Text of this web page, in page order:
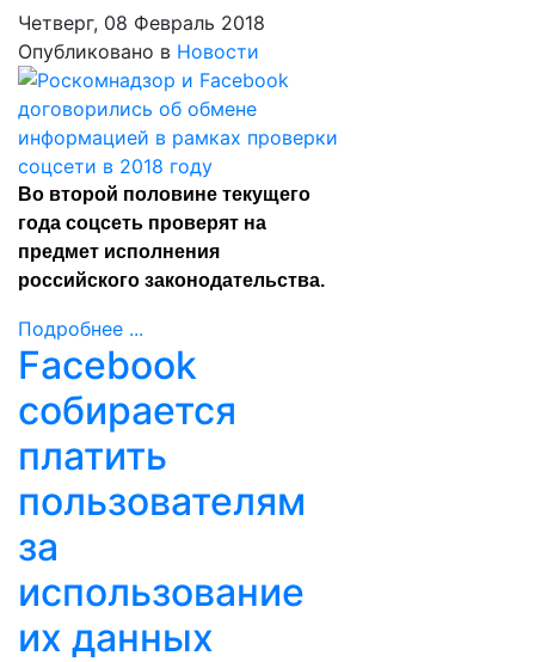
Четверг, 08 Февраль 2018
Опубликовано в Новости
Во второй половине текущего
года соцсеть проверят на
предмет исполнения
российского законодательства.
Подробнее ...
Facebook
собирается
платить
пользователям
за
использование
их данных